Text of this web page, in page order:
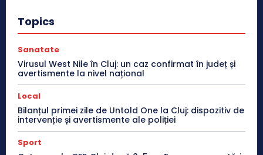
Topics
Sanatate
Virusul West Nile în Cluj: un caz confirmat în județ și
avertismente la nivel național
Local
Bilanțul primei zile de Untold One la Cluj: dispozitiv de
intervenție și avertismente ale poliției
Sport